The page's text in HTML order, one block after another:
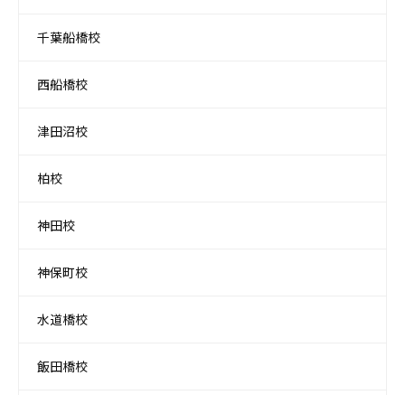
千葉船橋校
西船橋校
津田沼校
柏校
神田校
神保町校
水道橋校
飯田橋校